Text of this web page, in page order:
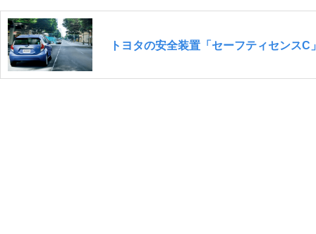
トヨタの安全装置「セーフティセンス